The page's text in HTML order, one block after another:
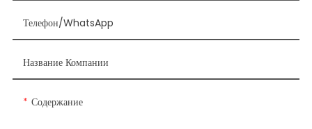
Телефон/WhatsApp
Название Компании
Содержание